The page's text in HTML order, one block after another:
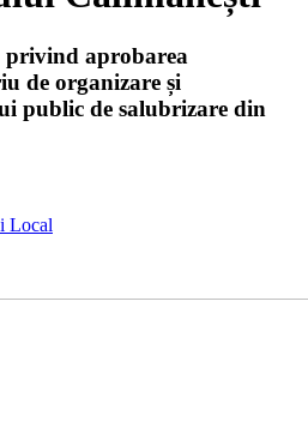
privind aprobarea
de organizare și
public de salubrizare din
Local